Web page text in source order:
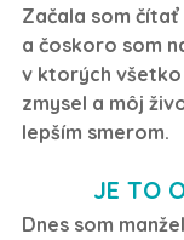
Začala som čítať
a čoskoro som
v ktorých
zmysel a môj
lepším smerom.
JE TO
Dnes som